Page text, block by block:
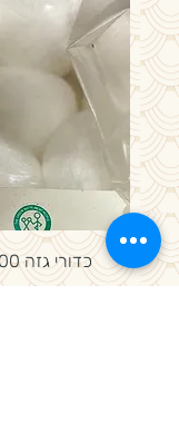
כדורי גזה 500 יח׳ בשקית
מחיר‏65.00 ‏₪